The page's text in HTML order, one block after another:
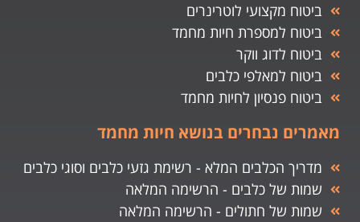
ביטוח מקצועי לוטרינרים
ביטוח למספרת חיות מחמד
ביטוח לדוג ווקר
ביטוח למאלפי כלבים
ביטוח פנסיון לחיות מחמד
מאמרים נבחרים בנושא חיות מחמד
מדריך הכלבים המלא - רשימת גזעי כלבים וסוגי כלבים
שמות של כלבים - הרשימה המלאה
שמות של חתולים - הרשימה המלאה